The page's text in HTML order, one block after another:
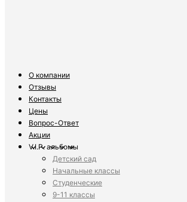
О компании
Отзывы
Контакты
Цены
Вопрос-Ответ
Акции
V.I.P. альбомы
Детский сад
Начальные классы
Студенческие
9-11 классы